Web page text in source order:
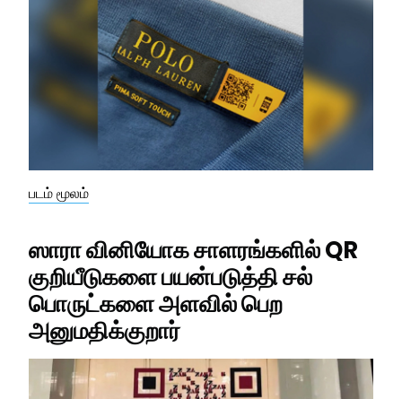
படம் மூலம்
ஸாரா வினியோக சாளரங்களில் QR
குறியீடுகளை பயன்படுத்தி சல்
பொருட்களை அளவில் பெற
அனுமதிக்குறார்